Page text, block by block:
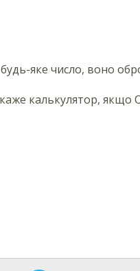
яке число, воно
калькулятор, якщо